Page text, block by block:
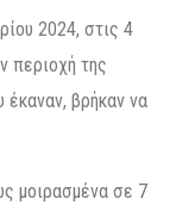
2024, στις 4
περιοχή της
έκαναν, βρήκαν να
μοιρασμένα σε 7